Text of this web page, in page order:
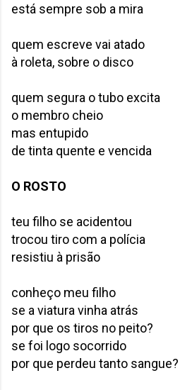
está sempre sob a mira
quem escreve vai atado
à roleta, sobre o disco
quem segura o tubo excita
o membro cheio
mas entupido
de tinta quente e vencida
O ROSTO
teu filho se acidentou
trocou tiro com a polícia
resistiu à prisão
conheço meu filho
se a viatura vinha atrás
por que os tiros no peito?
se foi logo socorrido
por que perdeu tanto sangue?